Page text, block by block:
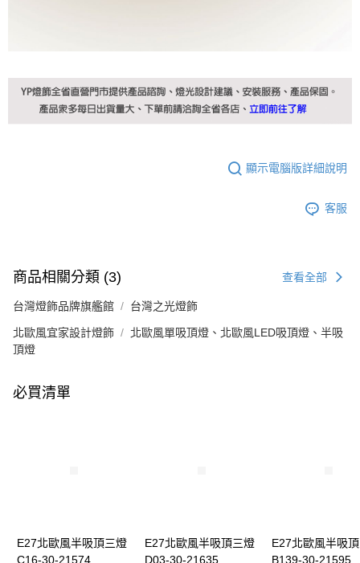
顯示電腦版詳細說明
客服
商品相關分類 (3) 查看全部
台灣燈飾品牌旗艦館 台灣之光燈飾
北歐風宜家設計燈飾
北歐風單吸頂燈、北歐風LED吸頂燈、半吸
頂燈
必買清單
E27北歐風半吸頂三燈
C16-30-21574
E27北歐風半吸頂三燈
D03-30-21635
E27北歐風半吸
B139-30-21595